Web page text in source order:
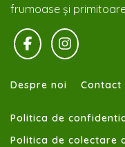
frumoase și
Despre noi Contact
Politica de
Politica de colectare